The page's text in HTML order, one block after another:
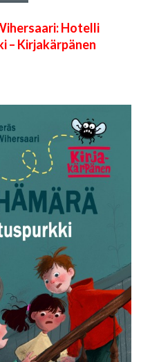
Hotelli
– Kirjakärpänen